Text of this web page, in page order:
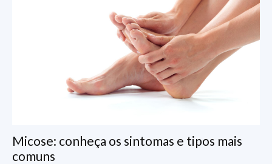
Micose: conheça os sintomas e tipos mais
comuns